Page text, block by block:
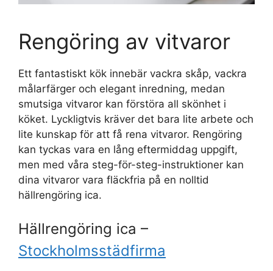
Rengöring av vitvaror
Ett fantastiskt kök innebär vackra skåp, vackra
målarfärger och elegant inredning, medan
smutsiga vitvaror kan förstöra all skönhet i
köket. Lyckligtvis kräver det bara lite arbete och
lite kunskap för att få rena vitvaror. Rengöring
kan tyckas vara en lång eftermiddag uppgift,
men med våra steg-för-steg-instruktioner kan
dina vitvaror vara fläckfria på en nolltid
hällrengöring ica.
Hällrengöring ica –
Stockholmsstädfirma